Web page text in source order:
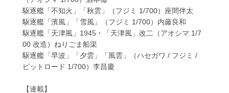
駆逐艦「不知火」「秋雲」（フジミ 1/700）座間伴太
駆逐艦「濱風」「雪風」（フジミ 1/700）内藤良和
駆逐艦「天津風」1945・「天津風」改二（アオシマ 1/7
00 改造）ねりごま船渠
駆逐艦「早波」「夕雲」「風雲」（ハセガワ / フジミ /
ピットロード 1/700）李昌慶
【連載】